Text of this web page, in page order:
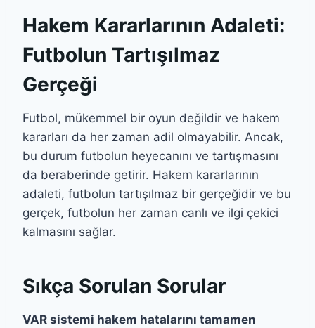
Hakem Kararlarının Adaleti:
Futbolun Tartışılmaz
Gerçeği
Futbol, mükemmel bir oyun değildir ve hakem
kararları da her zaman adil olmayabilir. Ancak,
bu durum futbolun heyecanını ve tartışmasını
da beraberinde getirir. Hakem kararlarının
adaleti, futbolun tartışılmaz bir gerçeğidir ve bu
gerçek, futbolun her zaman canlı ve ilgi çekici
kalmasını sağlar.
Sıkça Sorulan Sorular
VAR sistemi hakem hatalarını tamamen